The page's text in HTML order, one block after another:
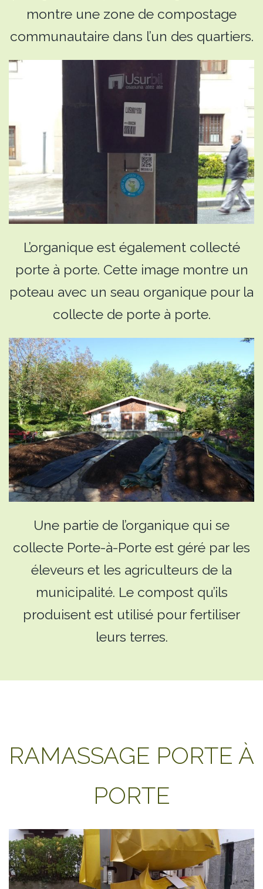
montre une zone de compostage
communautaire dans l’un des quartiers.
L’organique est également collecté
porte à porte. Cette image montre un
poteau avec un seau organique pour la
collecte de porte à porte.
Une partie de l’organique qui se
collecte Porte-à-Porte est géré par les
éleveurs et les agriculteurs de la
municipalité. Le compost qu’ils
produisent est utilisé pour fertiliser
leurs terres.
RAMASSAGE PORTE À
PORTE